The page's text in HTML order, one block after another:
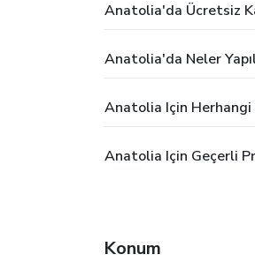
Anatolia'da Ücretsiz
Anatolia'da Neler
Anatolia Için Herhangi
Anatolia Için Geçerli
Konum